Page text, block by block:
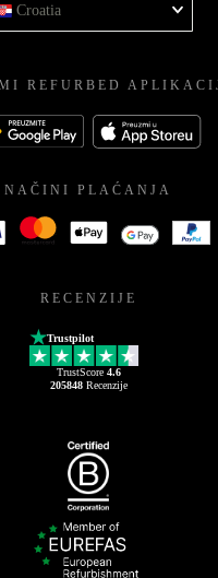
Croatia
REFURBED
NAČINI PLAĆANJA
RECENZIJE
Trustpilot
TrustScore 4.6
205848Recenzije